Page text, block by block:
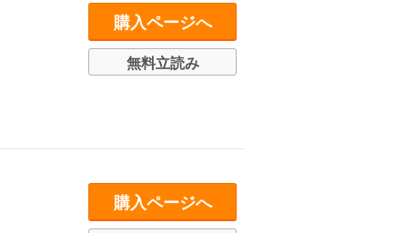
購入ページへ
無料立読み
購入ページへ